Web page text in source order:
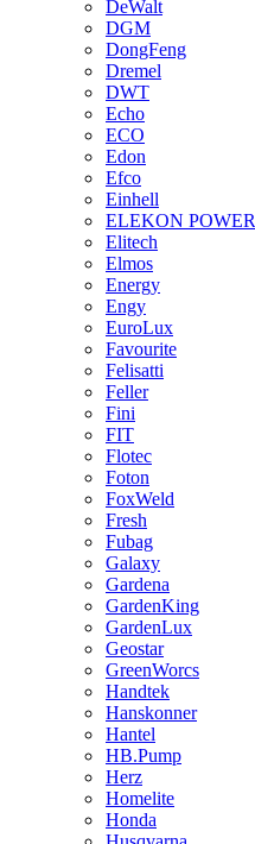
DeWalt
DGM
DongFeng
Dremel
DWT
Echo
ECO
Edon
Efco
Einhell
ELEKON POWER
Elitech
Elmos
Energy
Engy
EuroLux
Favourite
Felisatti
Feller
Fini
FIT
Flotec
Foton
FoxWeld
Fresh
Fubag
Galaxy
Gardena
GardenKing
GardenLux
Geostar
GreenWorcs
Handtek
Hanskonner
Hantel
HB.Pump
Herz
Homelite
Honda